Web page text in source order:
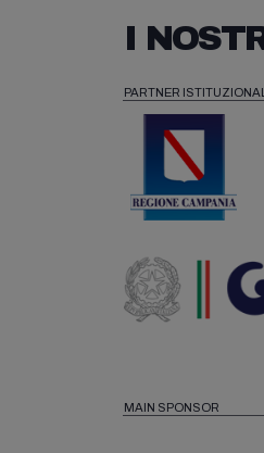
I
PARTNER
MAIN SPONSOR